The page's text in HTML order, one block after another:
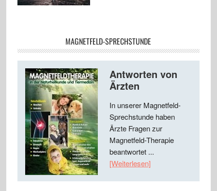
MAGNETFELD-SPRECHSTUNDE
Antworten von
Ärzten
In unserer Magnetfeld-
Sprechstunde haben
Ärzte Fragen zur
Magnetfeld-Therapie
beantwortet ...
[Weiterlesen]